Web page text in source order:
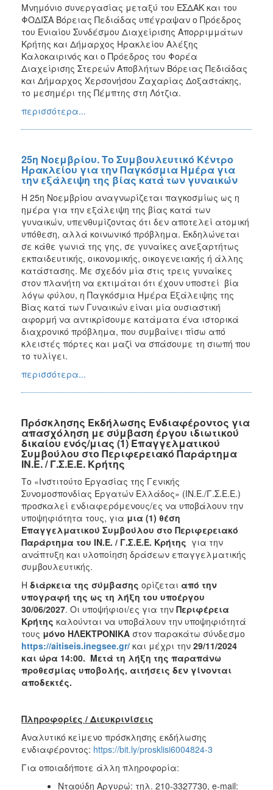
Μνημόνιο συνεργασίας μεταξύ του ΕΣΔΑΚ και του
ΦΟΔΙΣΑ Βόρειας Πεδιάδας υπέγραψαν ο Πρόεδρος
του Ενιαίου Συνδέσμου Διαχείρισης Απορριμμάτων
Κρήτης και Δήμαρχος Ηρακλείου Αλέξης
Καλοκαιρινός και ο Πρόεδρος του Φορέα
Διαχείρισης Στερεών Αποβλήτων Βόρειας Πεδιάδας
και Δήμαρχος Χερσονήσου Ζαχαρίας Δοξαστάκης,
το μεσημέρι της Πέμπτης στη Λότζια.
περισσότερα...
25η Νοεμβρίου. Το Συμβουλευτικό Κέντρο
Ηρακλείου για την Παγκόσμια Ημέρα για
την εξάλειψη της βίας κατά των γυναικών
Η 25η Νοεμβρίου αναγνωρίζεται παγκοσμίως ως η
ημέρα για την εξάλειψη της βίας κατά των
γυναικών, υπενθυμίζοντας ότι δεν αποτελεί ατομική
υπόθεση, αλλά κοινωνικό πρόβλημα. Εκδηλώνεται
σε κάθε γωνιά της γης, σε γυναίκες ανεξαρτήτως
εκπαιδευτικής, οικονομικής, οικογενειακής ή άλλης
κατάστασης. Με σχεδόν μία στις τρεις γυναίκες
στον πλανήτη να εκτιμάται ότι έχουν υποστεί βία
λόγω φύλου, η Παγκόσμια Ημέρα Εξάλειψης της
Βίας κατά των Γυναικών είναι μία ουσιαστική
αφορμή να αντικρίσουμε κατάματα ένα ιστορικά
διαχρονικό πρόβλημα, που συμβαίνει πίσω από
κλειστές πόρτες και μαζί να σπάσουμε τη σιωπή που
το τυλίγει.
περισσότερα...
Πρόσκλησης Εκδήλωσης Ενδιαφέροντος για
απασχόληση με σύμβαση έργου ιδιωτικού
δικαίου ενός/μιας (1) Επαγγελματικού
Συμβούλου στο Περιφερειακό Παράρτημα
ΙΝ.Ε. / Γ.Σ.Ε.Ε. Κρήτης
Το «Ινστιτούτο Εργασίας της Γενικής
Συνομοσπονδίας Εργατών Ελλάδος» (ΙΝ.Ε./Γ.Σ.Ε.Ε.)
προσκαλεί ενδιαφερόμενους/ες να υποβάλουν την
υποψηφιότητα τους, για μια (1) θέση
Επαγγελματικού Συμβούλου στο Περιφερειακό
Παράρτημα του ΙΝ.Ε. / Γ.Σ.Ε.Ε. Κρήτης για την
ανάπτυξη και υλοποίηση δράσεων επαγγελματικής
συμβουλευτικής.
Η διάρκεια της σύμβασης ορίζεται από την
υπογραφή της ως τη λήξη του υποέργου
30/06/2027. Οι υποψήφιοι/ες για την Περιφέρεια
Κρήτης καλούνται να υποβάλουν την υποψηφιότητά
τους μόνο ΗΛΕΚΤΡΟΝΙΚΑ στον παρακάτω σύνδεσμο
https://aitiseis.inegsee.gr/ και μέχρι την 29/11/2024
και ώρα 14:00. Μετά τη λήξη της παραπάνω
προθεσμίας υποβολής, αιτήσεις δεν γίνονται
αποδεκτές.
Πληροφορίες / Διευκρινίσεις
Αναλυτικό κείμενο πρόσκλησης εκδήλωσης
ενδιαφέροντος: https://bit.ly/prosklisi6004824-3
Για οποιαδήποτε άλλη πληροφορία:
Νταούδη Αργυρώ: τηλ. 210-3327730, e-mail: